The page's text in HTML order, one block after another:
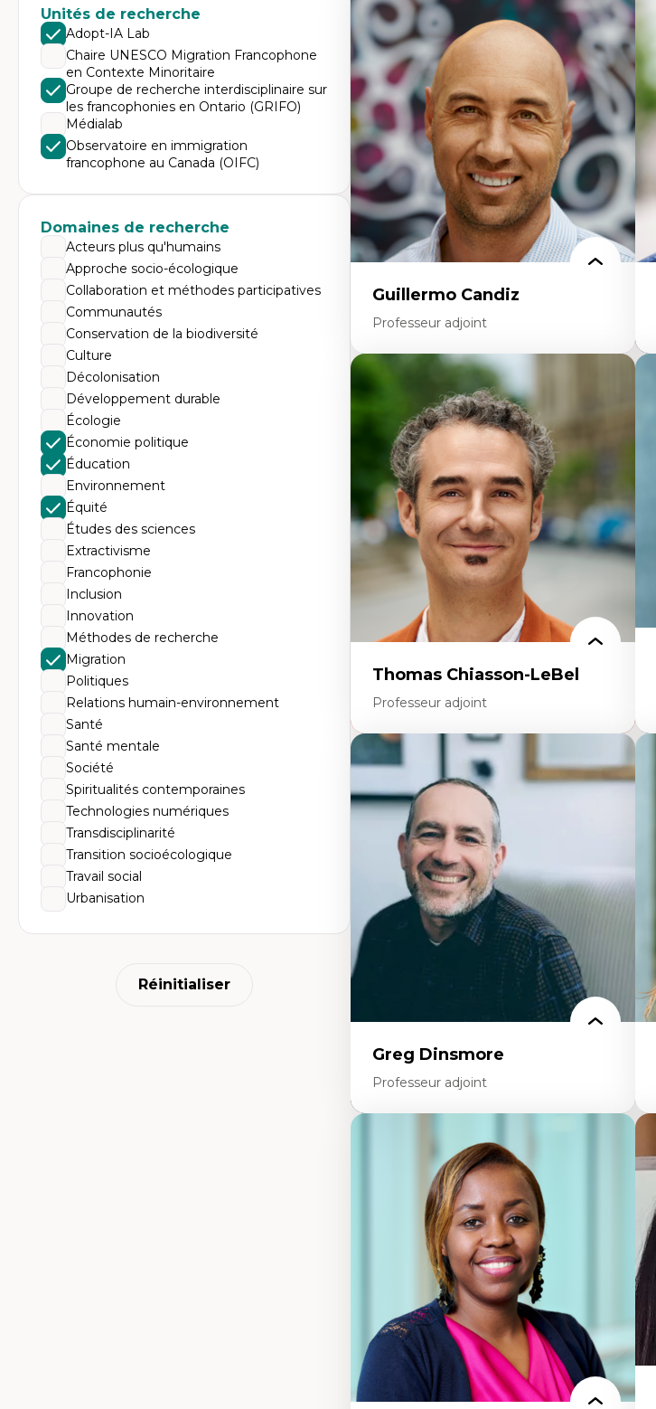
Unités de recherche
Adopt-IA Lab
Chaire UNESCO Migration Francophone
en Contexte Minoritaire
Groupe de recherche interdisciplinaire sur
les francophonies en Ontario (GRIFO)
Médialab
Observatoire en immigration
francophone au Canada (OIFC)
Domaines de recherche
Acteurs plus qu'humains
Approche socio-écologique
Collaboration et méthodes participatives
Communautés
Conservation de la biodiversité
Culture
Décolonisation
Développement durable
Écologie
Économie politique
Éducation
Environnement
Équité
Études des sciences
Extractivisme
Francophonie
Inclusion
Innovation
Méthodes de recherche
Migration
Politiques
Relations humain-environnement
Santé
Santé mentale
Société
Spiritualités contemporaines
Technologies numériques
Transdisciplinarité
Transition socioécologique
Travail social
Urbanisation
Réinitialiser
Expertises
Discours sur la ville et représentations
Mosquées, formes et usages au Canada
Reconnaissance et représentations des
communautés immigrantes dans l'espace
urbain
Design architectural et urbain
Patrimoine et patrimonialisation
Études postcoloniales et décolonisation des
savoirs
Guillermo Candiz
Professeur adjoint
Trajectoires migratoires
Migrations forcées
Études des frontières; Enjeux géopolitiques
des migrations
Politiques migratoires
Réfugiés
Demandeurs d’asile
Migrations irrégulières
Migrations temporaires
Migration et changement climatique
Migration et développement
Thomas Chiasson-LeBel
Professeur adjoint
Expertises
Théories du développement
Économie politique comparée
Élites économiques
Sociologie économique
Extractivisme
Classes sociales
Mouvements sociaux
Théories de l’État
Greg Dinsmore
Professeur adjoint
Fragmentation des auditoires médiatiques
Analyse multi-plateforme des auditoires
médiatiques
Analyse des comportements numériques à
travers les données massives et l’IA
Recherche quantitative et qualitative sur
les auditoires médiatiques
Épistémologie des techniques de recherche
numérique et l’IA
Théorie des droits de la personne
La pensée politique d’Hannah Arendt
La pensée politique à l’ère numérique
Justice internationale et normes
internationales